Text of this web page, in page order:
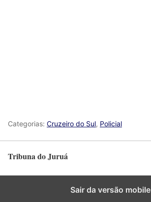
Categorias: Cruzeiro do Sul, Policial
Tribuna do Juruá
Sair da versão mobile